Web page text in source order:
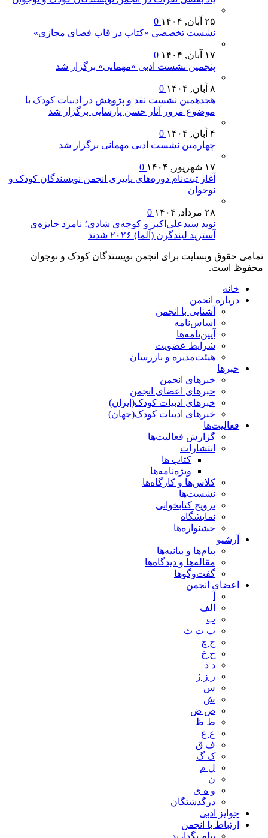
۲۵ آبان, ۱۴۰۴
نشست تخصصی «کتاب در قاب فضای مجازی»
۱۷ آبان, ۱۴۰۴
پنجمین نشست ادبی «مهمانی» برگزار شد
۸ آبان, ۱۴۰۴
هجدهمین نشست نقد و پژوهش در ادبیات کودک با
موضوع مرور آثار حسن پارسایی برگزار شد
۴ آبان, ۱۴۰۴
چهارمین نشست ادبی مهمانی برگزار شد
۱۷ شهریور, ۱۴۰۴
آغاز ثبت‌نام دوره‌های پاییزی انجمن نویسندگان کودک و
نوجوان
۲۸ مرداد, ۱۴۰۴
نوید سیدعلی‌اکبر و کوچه‌ی شادی؛ نامزد جایزه‌ی
آسترید لیندگرن (آلما) ۲۰۲۶ شدند
تمامی حقوق وبسایت برای انجمن نویسندگان کودک و نوجوان
محفوظ است.
خانه
درباره انجمن
آشنایی با انجمن
اساس‌نامه
آیین‌نامه‌ها
شرایط عضویت
هیئت‌مدیره و بازرسان
خبرها
خبرهای انجمن
خبرهای اعضای انجمن
خبرهای ادبیات کودک(ایران)
خبرهای ادبیات کودک(جهان)
فعالیت‌ها
گزارش فعالیت‌ها
انتشارات
کتاب ها
ویژه‌نامه‌ها
کلاس‌ها و کارگاه‌ها
نشست‌ها
ترویج کتابخوانی
نمایشگاه
جشنواره‌ها
آرشیو
پیام‌ها و بیانیه‌ها
مقاله‌ها و دیدگاه‌ها
گفت‌وگوها
اعضای انجمن
الف
ب
پ ت ث
ج چ
ح خ
د ذ
ر ز ژ
س
ش
ص ض
ط ظ
ع غ
ف ق
ک گ
ل م
ن
و ه ی
درگذشتگان
جوایز ادبی
ارتباط با انجمن
پیام بگذارید